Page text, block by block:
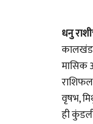
धनु
मासिक
वृषभ,
ही